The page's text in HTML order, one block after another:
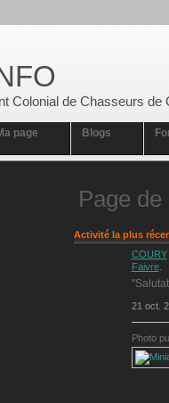
Colonial de Chasseurs de
page Blogs
Page
Activité la plus
COURY
Faivre.
21 oct.
Photo